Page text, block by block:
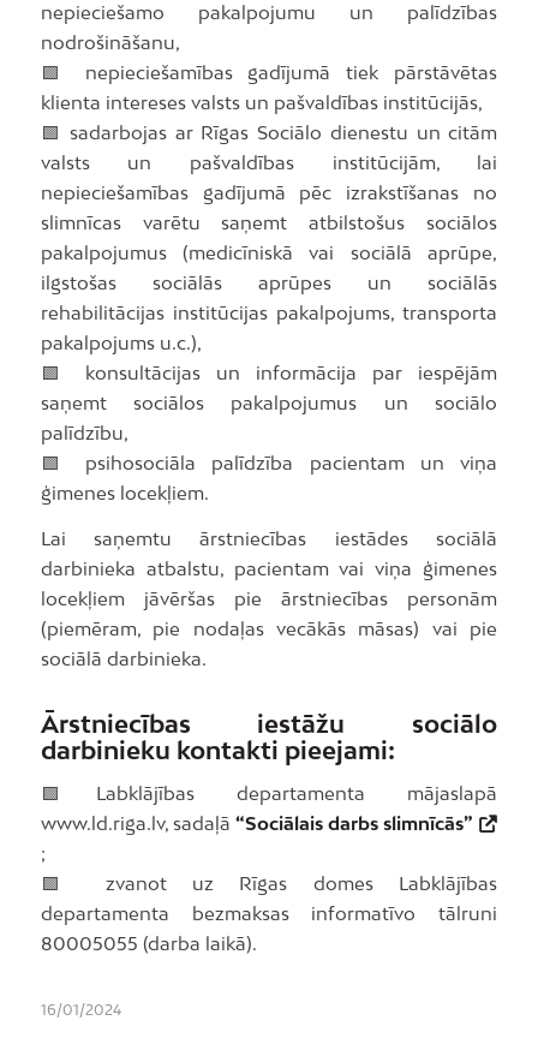
nepieciešamo pakalpojumu un palīdzības
nodrošināšanu,
🟩 nepieciešamības gadījumā tiek pārstāvētas
klienta intereses valsts un pašvaldības institūcijās,
🟩 sadarbojas ar Rīgas Sociālo dienestu un citām
valsts un pašvaldības institūcijām, lai
nepieciešamības gadījumā pēc izrakstīšanas no
slimnīcas varētu saņemt atbilstošus sociālos
pakalpojumus (medicīniskā vai sociālā aprūpe,
ilgstošas sociālās aprūpes un sociālās
rehabilitācijas institūcijas pakalpojums, transporta
pakalpojums u.c.),
🟩 konsultācijas un informācija par iespējām
saņemt sociālos pakalpojumus un sociālo
palīdzību,
🟩 psihosociāla palīdzība pacientam un viņa
ģimenes locekļiem.
Lai saņemtu ārstniecības iestādes sociālā
darbinieka atbalstu, pacientam vai viņa ģimenes
locekļiem jāvēršas pie ārstniecības personām
(piemēram, pie nodaļas vecākās māsas) vai pie
sociālā darbinieka.
Ārstniecības iestāžu sociālo
darbinieku kontakti pieejami:
🟩Labklājības departamenta mājaslapā
www.ld.riga.lv, sadaļā “Sociālais darbs slimnīcās”
;
🟩 zvanot uz Rīgas domes Labklājības
departamenta bezmaksas informatīvo tālruni
80005055 (darba laikā).
16/01/2024